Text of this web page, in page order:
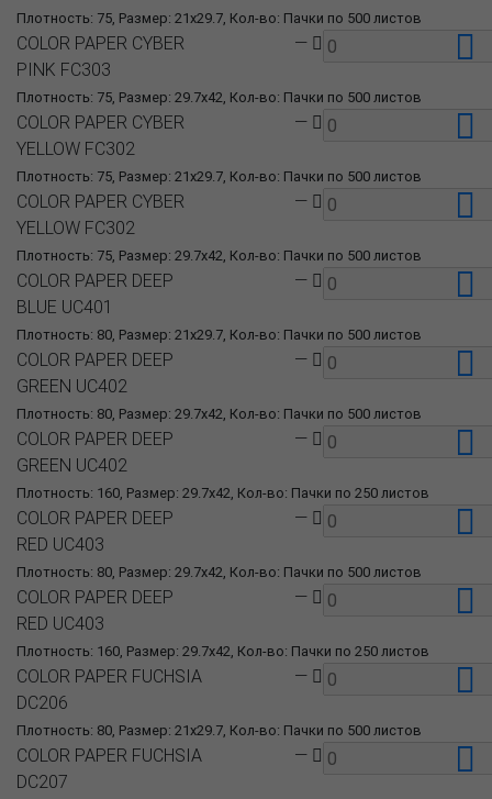
Плотность: 75, Размер: 21x29.7, Кол-во: Пачки по 500 листов
Плотность: 75, Размер: 29.7x42, Кол-во: Пачки по 500 листов
COLOR PAPER CYBER
PINK FC303
—
Плотность: 75, Размер: 21x29.7, Кол-во: Пачки по 500 листов
COLOR PAPER CYBER
YELLOW FC302
—
Плотность: 75, Размер: 29.7x42, Кол-во: Пачки по 500 листов
COLOR PAPER CYBER
YELLOW FC302
—
Плотность: 80, Размер: 21x29.7, Кол-во: Пачки по 500 листов
COLOR PAPER DEEP
BLUE UC401
—
Плотность: 80, Размер: 29.7x42, Кол-во: Пачки по 500 листов
COLOR PAPER DEEP
GREEN UC402
—
Плотность: 160, Размер: 29.7x42, Кол-во: Пачки по 250 листов
COLOR PAPER DEEP
GREEN UC402
—
Плотность: 80, Размер: 29.7x42, Кол-во: Пачки по 500 листов
COLOR PAPER DEEP
RED UC403
—
Плотность: 160, Размер: 29.7x42, Кол-во: Пачки по 250 листов
COLOR PAPER DEEP
RED UC403
—
Плотность: 80, Размер: 21x29.7, Кол-во: Пачки по 500 листов
COLOR PAPER FUCHSIA
DC206
—
COLOR PAPER FUCHSIA
DC207
—